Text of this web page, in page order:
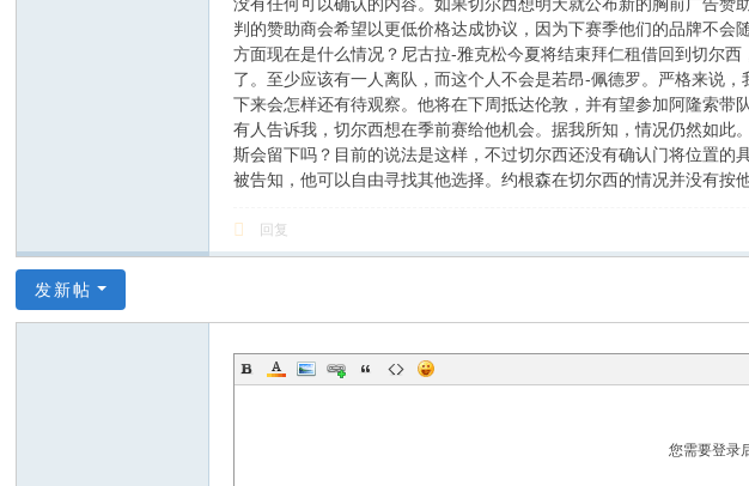
判的赞助商会希望以更低价格达成协议，因为下赛季他们的品牌不
方面现在是什么情况？尼古拉-雅克松今夏将结束拜仁租借回到切尔
了。至少应该有一人离队，而这个人不会是若昂-佩德罗。严格来说
下来会怎样还有待观察。他将在下周抵达伦敦，并有望参加阿隆索带
有人告诉我，切尔西想在季前赛给他机会。据我所知，情况仍然如
斯会留下吗？目前的说法是这样，不过切尔西还没有确认门将位置
被告知，他可以自由寻找其他选择。约根森在切尔西的情况并没有按
回复
发新帖
您需要登录